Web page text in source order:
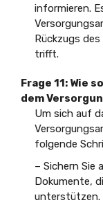
informieren.
Rückzugs
trifft.
Frage 11: Wie
dem
Um sich auf
folgende
– Sichern Sie
Dokumente,
unterstützen.